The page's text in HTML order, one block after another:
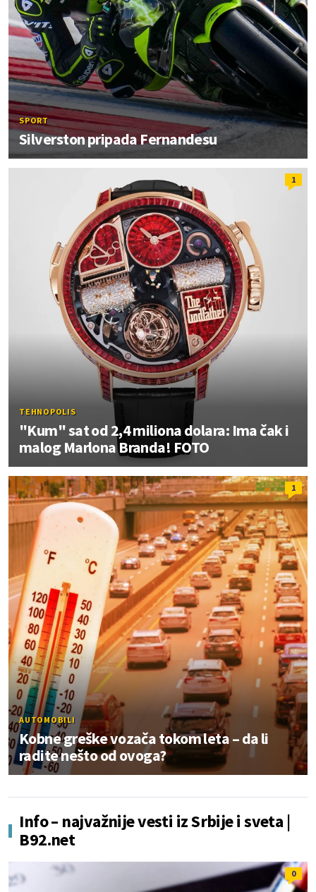
SPORT
Silverston pripada Fernandesu
1
TEHNOPOLIS
"Kum" sat od 2,4 miliona dolara: Ima čak i
malog Marlona Branda! FOTO
1
AUTOMOBILI
Kobne greške vozača tokom leta – da li
radite nešto od ovoga?
Info – najvažnije vesti iz Srbije i sveta |
B92.net
0